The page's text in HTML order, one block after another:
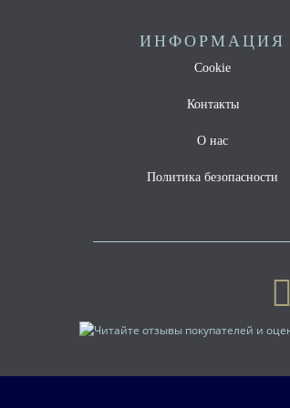
ИНФОРМАЦИЯ
Cookie
Контакты
О нас
Политика безопасности